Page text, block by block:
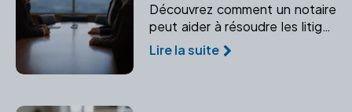
Découvrez comment un notaire
peut aider à résoudre les litiges
lors d'une succession et éviter
des procédures longues et
Lire la suite